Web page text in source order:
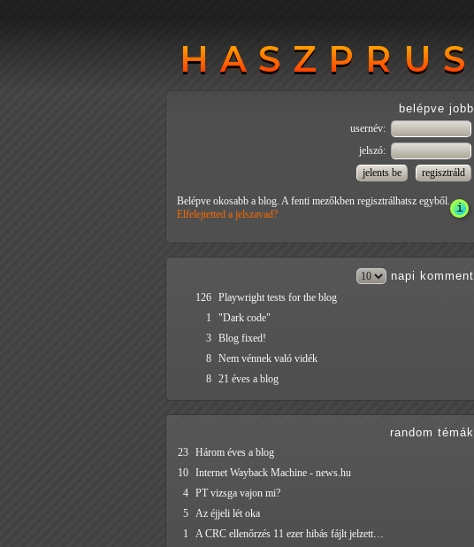
HASZPRUS
HASZPRUS
belépve jobb
usernév:
jelszó:
Belépve okosabb a blog. A fenti mezőkben regisztrálhatsz egyből.
Elfelejtetted a jelszavad?
napi komment
126 Playwright tests for the blog
1
"Dark code"
3 Blog fixed!
8 Nem vénnek való vidék
8 21 éves a blog
random témák
23 Három éves a blog
10 Internet Wayback Machine - news.hu
4 PT vizsga vajon mi?
5 Az éjjeli lét oka
1
A CRC ellenőrzés 11 ezer hibás fájlt jelzett…